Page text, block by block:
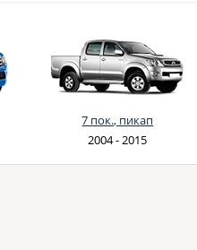
7 пок., пикап
2004 - 2015